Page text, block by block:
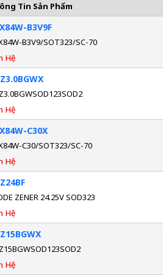
Tin Sản Phẩm
B3V9F
B3V9/SOT323/SC-70
Hệ
Hệ
C30X
C30/SOT323/SC-70
Hệ
ZENER 24.25V SOD323
Hệ
Hệ